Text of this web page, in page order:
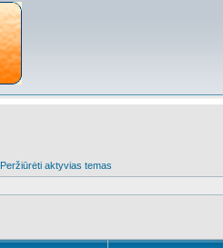
Peržiūrėti aktyvias temas